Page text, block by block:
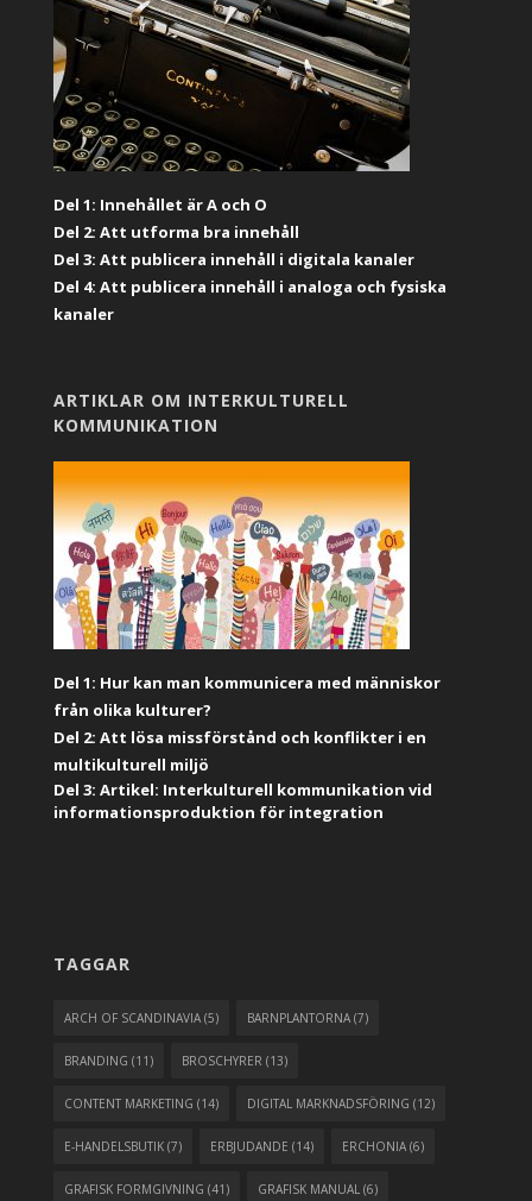
Del 1: Innehållet är A och O
Del 2: Att utforma bra innehåll
Del 3: Att publicera innehåll i digitala kanaler
Del 4: Att publicera innehåll i analoga och fysiska
kanaler
ARTIKLAR OM INTERKULTURELL
KOMMUNIKATION
Del 1: Hur kan man kommunicera med människor
från olika kulturer?
Del 2: Att lösa missförstånd och konflikter i en
multikulturell miljö
Del 3: Artikel: Interkulturell kommunikation vid
informationsproduktion för integration
TAGGAR
ARCH OF SCANDINAVIA (5) BARNPLANTORNA (7)
BRANDING (11) BROSCHYRER (13)
CONTENT MARKETING (14) DIGITAL MARKNADSFÖRING (12)
E-HANDELSBUTIK (7) ERBJUDANDE (14) ERCHONIA (6)
GRAFISK FORMGIVNING (41) GRAFISK MANUAL (6)